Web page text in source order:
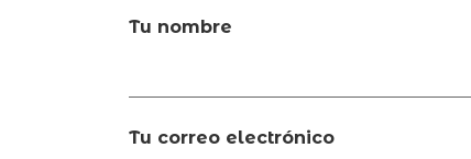
Tu nombre
Tu correo electrónico